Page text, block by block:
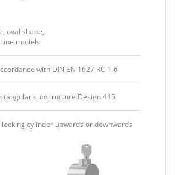
oval shape,
models
with DIN EN 1627 RC 1-6
substructure Design 445
cylinder upwards or downwards